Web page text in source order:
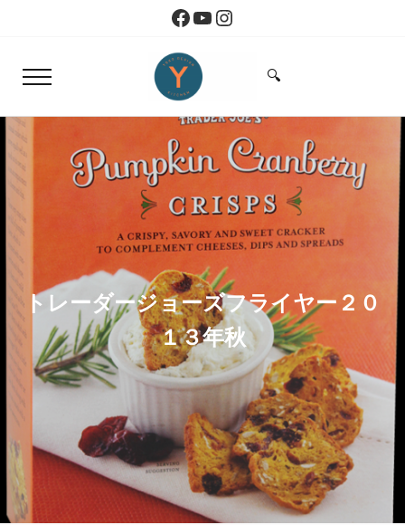
Skip to header right navigationFacebook
YouTube
Instagram
Menu
Yoko Design Kitchen
Search...
🔍
トレーダージョーズフライヤー２０
１３年秋